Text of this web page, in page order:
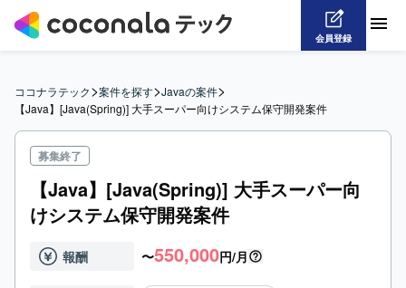
会員登録
ココナラテック>案件を探す>Javaの案件>
【Java】[Java(Spring)] 大手スーパー向けシステム保守開発案件
募集終了
【Java】[Java(Spring)] 大手スーパー向
けシステム保守開発案件
報酬 〜550,000円/月